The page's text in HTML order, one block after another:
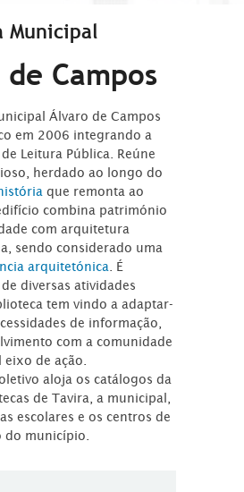
Municipal
Campos
Álvaro de Campos
em 2006 integrando a
Leitura Pública. Reúne
herdado ao longo do
que remonta ao
combina património
com arquitetura
sendo considerado uma
arquitetónica . É
diversas atividades
tem vindo a adaptar-
de informação,
com a comunidade
de ação.
aloja os catálogos da
de Tavira, a municipal,
escolares e os centros de
do município.